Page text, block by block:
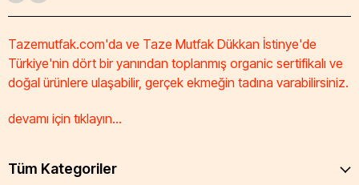
Tazemutfak.com'da ve Taze Mutfak Dükkan İstinye'de
Türkiye'nin dört bir yanından toplanmış organic sertifikalı ve
doğal ürünlere ulaşabilir, gerçek ekmeğin tadına varabilirsiniz.
devamı için tıklayın...
Tüm Kategoriler